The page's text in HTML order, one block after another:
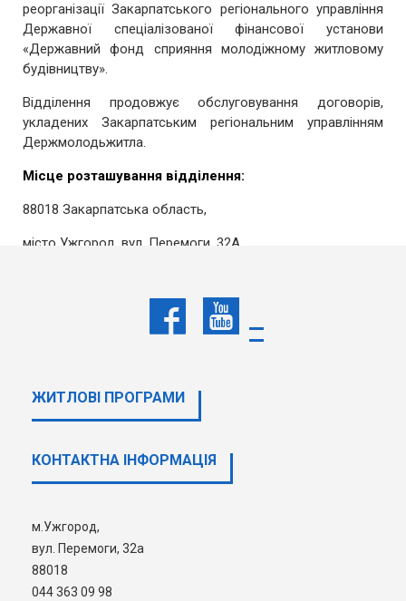
реорганізації Закарпатського регіонального управління
Державної спеціалізованої фінансової установи
«Державний фонд сприяння молодіжному житловому
будівництву».
Відділення продовжує обслуговування договорів,
укладених Закарпатським регіональним управлінням
Держмолодьжитла.
Місце розташування відділення:
88018 Закарпатська область,
місто Ужгород, вул. Перемоги, 32А
Пн.-Чт.: 09:00 - 18:00
Обід: 13:00 - 13:45
ЖИТЛОВІ ПРОГРАМИ
КОНТАКТНА ІНФОРМАЦІЯ
м.Ужгород,
вул. Перемоги, 32а
88018
044 363 09 98